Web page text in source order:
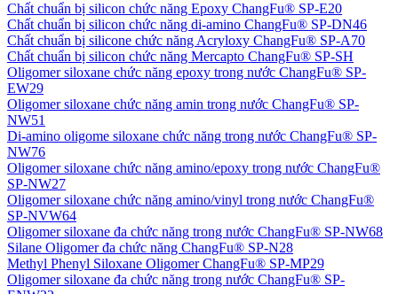
Chất chuẩn bị silicon chức năng Epoxy ChangFu® SP-E20
Chất chuẩn bị silicon chức năng di-amino ChangFu® SP-DN46
Chất chuẩn bị silicone chức năng Acryloxy ChangFu® SP-A70
Chất chuẩn bị silicon chức năng Mercapto ChangFu® SP-SH
Oligomer siloxane chức năng epoxy trong nước ChangFu® SP-
EW29
Oligomer siloxane chức năng amin trong nước ChangFu® SP-
NW51
Di-amino oligome siloxane chức năng trong nước ChangFu® SP-
NW76
Oligomer siloxane chức năng amino/epoxy trong nước ChangFu®
SP-NW27
Oligomer siloxane chức năng amino/vinyl trong nước ChangFu®
SP-NVW64
Oligomer siloxane đa chức năng trong nước ChangFu® SP-NW68
Silane Oligomer đa chức năng ChangFu® SP-N28
Methyl Phenyl Siloxane Oligomer ChangFu® SP-MP29
Oligomer siloxane đa chức năng trong nước ChangFu® SP-